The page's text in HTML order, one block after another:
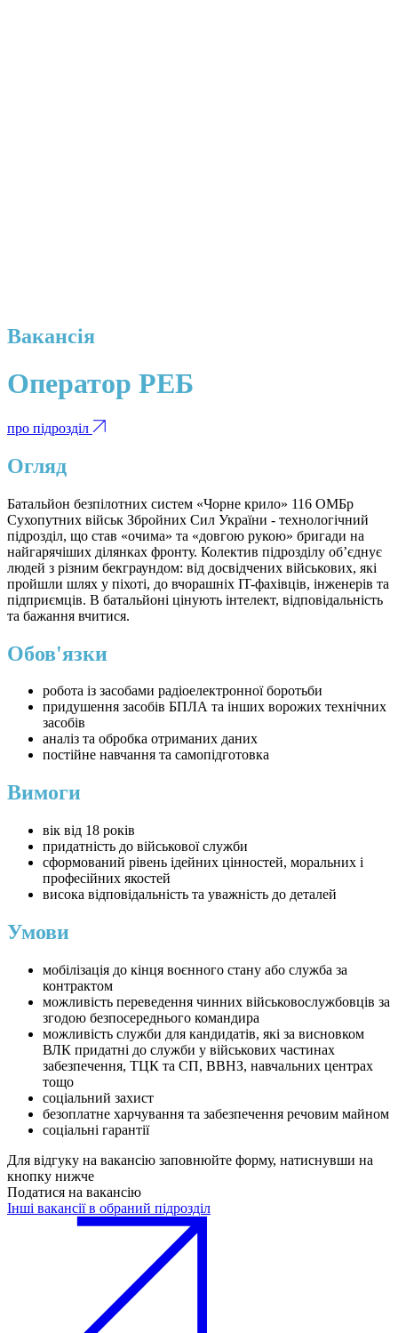
Вакансія
Оператор РЕБ
про підрозділ
Огляд
Батальйон безпілотних систем «Чорне крило» 116 ОМБр
Сухопутних військ Збройних Сил України - технологічний
підрозділ, що став «очима» та «довгою рукою» бригади на
найгарячіших ділянках фронту. Колектив підрозділу об’єднує
людей з різним бекграундом: від досвідчених військових, які
пройшли шлях у піхоті, до вчорашніх IT-фахівців, інженерів та
підприємців. В батальйоні цінують інтелект, відповідальність
та бажання вчитися.
Обов'язки
робота із засобами радіоелектронної боротьби
придушення засобів БПЛА та інших ворожих технічних
засобів
аналіз та обробка отриманих даних
постійне навчання та самопідготовка
Вимоги
вік від 18 років
придатність до військової служби
сформований рівень ідейних цінностей, моральних і
професійних якостей
висока відповідальність та уважність до деталей
Умови
мобілізація до кінця воєнного стану або служба за
контрактом
можливість переведення чинних військовослужбовців за
згодою безпосереднього командира
можливість служби для кандидатів, які за висновком
ВЛК придатні до служби у військових частинах
забезпечення, ТЦК та СП, ВВНЗ, навчальних центрах
тощо
соціальний захист
безоплатне харчування та забезпечення речовим майном
соціальні гарантії
Для відгуку на вакансію заповнюйте форму, натиснувши на
кнопку нижче
Податися на вакансію
Інші вакансії в обраний підрозділ